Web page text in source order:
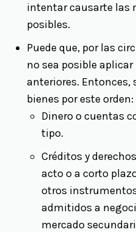
intentar causarte las
posibles.
Puede que, por las
no sea posible
anteriores. Entonces,
bienes por este orden:
Dinero o cuentas
tipo.
Créditos y
acto o a corto
otros
admitidos a
mercado